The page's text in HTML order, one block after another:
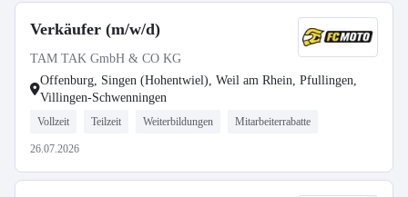
Verkäufer (m/w/d)
TAM TAK GmbH & CO KG
Offenburg, Singen (Hohentwiel), Weil am Rhein, Pfullingen,
Villingen-Schwenningen
Vollzeit Teilzeit Weiterbildungen Mitarbeiterrabatte
26.07.2026